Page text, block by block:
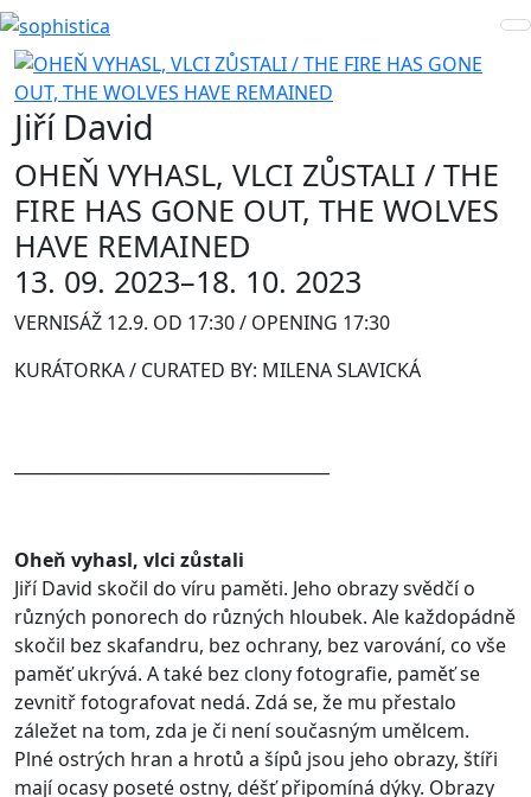
Jiří David
OHEŇ VYHASL, VLCI ZŮSTALI / THE
FIRE HAS GONE OUT, THE WOLVES
HAVE REMAINED
13. 09. 2023–18. 10. 2023
VERNISÁŽ 12.9. OD 17:30 / OPENING 17:30
KURÁTORKA / CURATED BY: MILENA SLAVICKÁ
Oheň vyhasl, vlci zůstali
Jiří David skočil do víru paměti. Jeho obrazy svědčí o
různých ponorech do různých hloubek. Ale každopádně
skočil bez skafandru, bez ochrany, bez varování, co vše
paměť ukrývá. A také bez clony fotografie, paměť se
zevnitř fotografovat nedá. Zdá se, že mu přestalo
záležet na tom, zda je či není současným umělcem.
Plné ostrých hran a hrotů a šípů jsou jeho obrazy, štíři
mají ocasy poseté ostny, déšť připomíná dýky. Obrazy